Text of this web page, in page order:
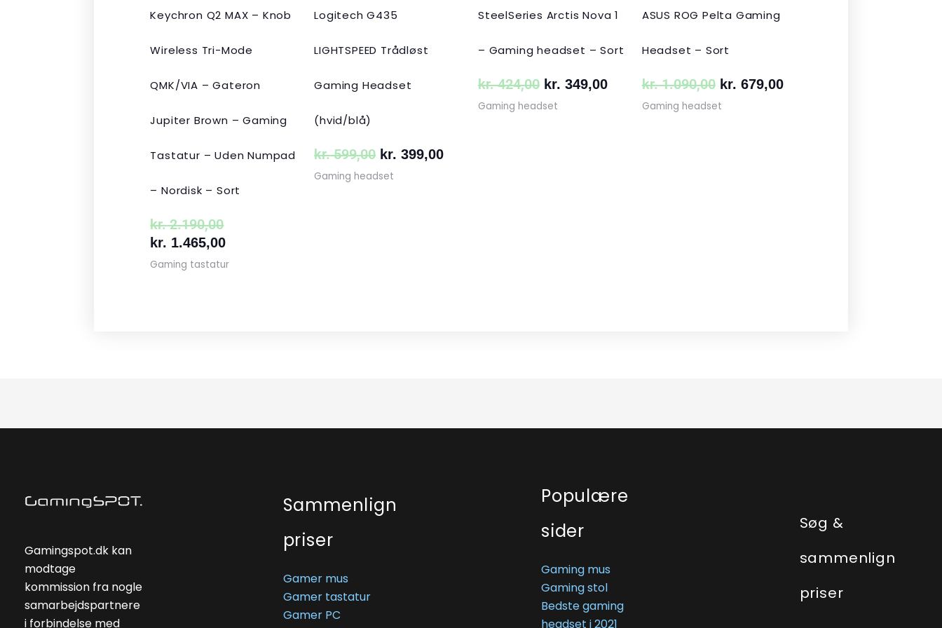
Keychron Q2 MAX – Knob
Wireless Tri-Mode
QMK/VIA – Gateron
Jupiter Brown – Gaming
Tastatur – Uden Numpad
– Nordisk – Sort
kr.2.190,00
kr. 1.465,00
Gaming tastatur
Logitech G435
LIGHTSPEED Trådløst
Gaming Headset
(hvid/blå)
kr.599,00 kr. 399,00
Gaming headset
SteelSeries Arctis Nova 1
– Gaming headset – Sort
kr.424,00 kr. 349,00
Gaming headset
ASUS ROG Pelta Gaming
Headset – Sort
kr.1.090,00 kr. 679,00
Gaming headset
Gamingspot.dk kan
modtage
kommission fra nogle
samarbejdspartnere
i forbindelse med
Sammenlign
priser
Gamer mus
Gamer tastatur
Gamer PC
Populære
sider
Gaming mus
Gaming stol
Bedste gaming
headset i 2021
Søg &
sammenlign
priser